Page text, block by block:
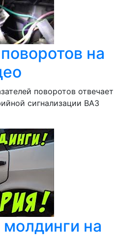
на
поворотов отвечает
сигнализации ВАЗ
молдинги на